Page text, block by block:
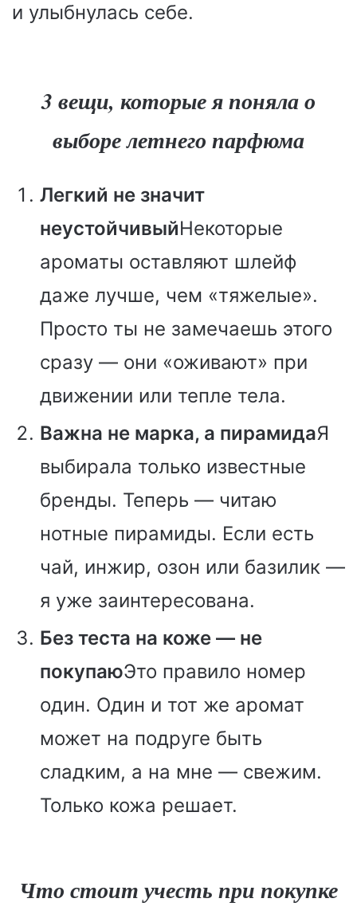
и улыбнулась себе.
3 вещи, которые я поняла о
выборе летнего парфюма
Легкий не значит
неустойчивыйНекоторые
ароматы оставляют шлейф
даже лучше, чем «тяжелые».
Просто ты не замечаешь этого
сразу — они «оживают» при
движении или тепле тела.
Важна не марка, а пирамидаЯ
выбирала только известные
бренды. Теперь — читаю
нотные пирамиды. Если есть
чай, инжир, озон или базилик —
я уже заинтересована.
Без теста на коже — не
покупаюЭто правило номер
один. Один и тот же аромат
может на подруге быть
сладким, а на мне — свежим.
Только кожа решает.
Что стоит учесть при покупке